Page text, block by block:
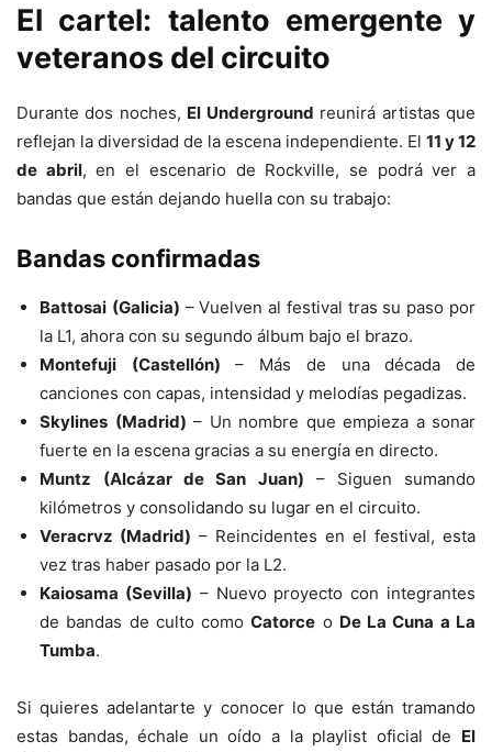
El cartel: talento emergente y
veteranos del circuito
Durante dos noches, El Underground reunirá artistas que
reflejan la diversidad de la escena independiente. El 11 y 12
de abril, en el escenario de Rockville, se podrá ver a
bandas que están dejando huella con su trabajo:
Bandas confirmadas
Battosai (Galicia) – Vuelven al festival tras su paso por
la L1, ahora con su segundo álbum bajo el brazo.
Montefuji
(Castellón) – Más de una década de
canciones con capas, intensidad y melodías pegadizas.
Skylines (Madrid) – Un nombre que empieza a sonar
fuerte en la escena gracias a su energía en directo.
Muntz
(Alcázar de San Juan) – Siguen sumando
kilómetros y consolidando su lugar en el circuito.
Veracrvz (Madrid) – Reincidentes en el festival, esta
vez tras haber pasado por la L2.
Kaiosama (Sevilla) – Nuevo proyecto con integrantes
de bandas de culto comoCatorce o De La Cuna a La
Tumba.
Si quieres adelantarte y conocer lo que están tramando
estas bandas, échale un oído a la playlist oficial de El